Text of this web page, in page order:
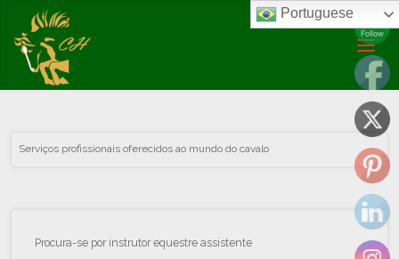
Serviços profissionais oferecidos ao mundo do cavalo
Procura-se por instrutor equestre assistente
Portuguese